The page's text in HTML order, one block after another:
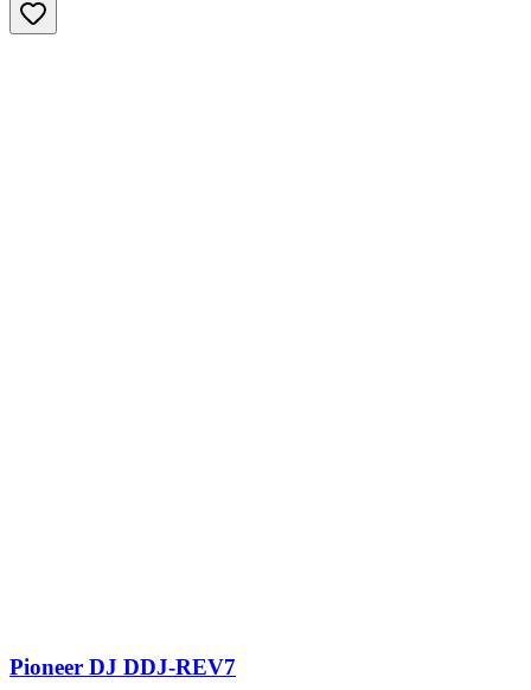
Pioneer DJ DDJ-REV7